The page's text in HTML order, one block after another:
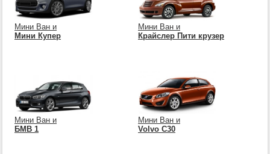
Мини Ван и
Мини Купер
Мини Ван и
Крайслер Пити крузер
Мини Ван и
БМВ 1
Мини Ван и
Volvo C30